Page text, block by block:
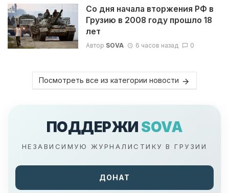
Со дня начала вторжения РФ в
Грузию в 2008 году прошло 18
лет
Автор SOVA 6 часов назад 0
Посмотреть все из категории новости
ПОДДЕРЖИ SOVA
НЕЗАВИСИМУЮ ЖУРНАЛИСТИКУ В ГРУЗИИ
ДОНАТ